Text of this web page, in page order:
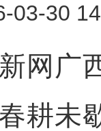
03-30
广西
耕未